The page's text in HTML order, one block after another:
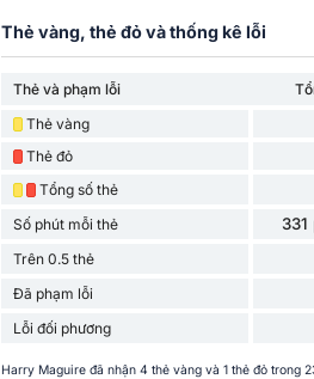
Thẻ vàng, thẻ đỏ và thống kê lỗi
Thẻ và phạm lỗi
Thẻ vàng
Thẻ đỏ
Tổng số thẻ
Số phút mỗi thẻ
Trên 0.5 thẻ
Đã phạm lỗi
Lỗi đối phương
Harry Maguire đã nhận 4 thẻ vàng và 1 thẻ đỏ trong